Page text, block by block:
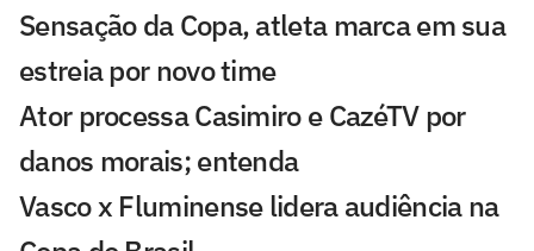
Sensação da Copa, atleta marca em sua
estreia por novo time
Ator processa Casimiro e CazéTV por
danos morais; entenda
Vasco x Fluminense lidera audiência na